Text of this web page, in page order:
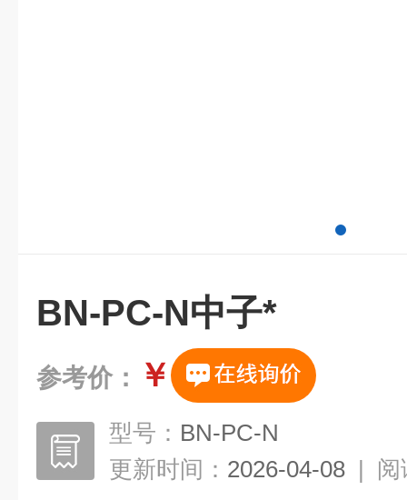
BN-PC-N中子*
参考价： ￥
型号： BN-PC-N
更新时间： 2026-04-08 | 阅